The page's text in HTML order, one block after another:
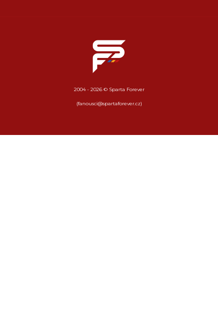
2004 - 2026 © Sparta Forever
(fanousci@spartaforever.cz)